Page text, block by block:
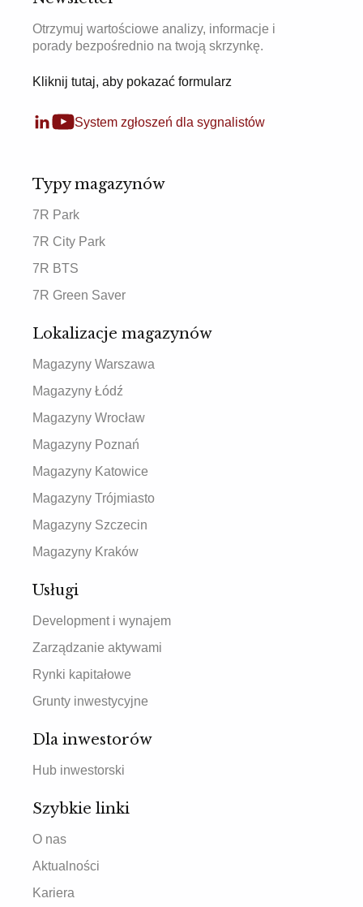
Otrzymuj wartościowe analizy, informacje i
porady bezpośrednio na twoją skrzynkę.
Kliknij tutaj, aby pokazać formularz
System zgłoszeń dla sygnalistów
Typy magazynów
7R Park
7R City Park
7R BTS
7R Green Saver
Lokalizacje magazynów
Magazyny Warszawa
Magazyny Łódź
Magazyny Wrocław
Magazyny Poznań
Magazyny Katowice
Magazyny Trójmiasto
Magazyny Szczecin
Magazyny Kraków
Usługi
Development i wynajem
Zarządzanie aktywami
Rynki kapitałowe
Grunty inwestycyjne
Dla inwestorów
Hub inwestorski
Szybkie linki
O nas
Aktualności
Kariera